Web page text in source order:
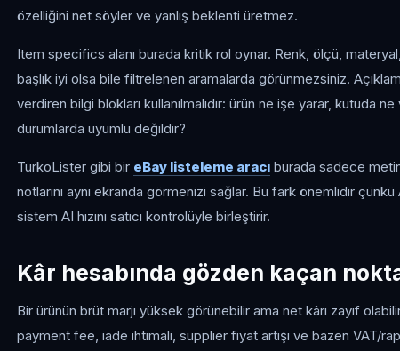
özelliğini net söyler ve yanlış beklenti üretmez.
Item specifics alanı burada kritik rol oynar. Renk, ölçü,
başlık iyi olsa bile filtrelenen aramalarda görünmezsiniz.
verdiren bilgi blokları kullanılmalıdır: ürün ne işe yarar, kutuda
durumlarda uyumlu değildir?
TurkoLister gibi bir eBay listeleme aracı burada sadece
notlarını aynı ekranda görmenizi sağlar. Bu fark önemlidir
sistem AI hızını satıcı kontrolüyle birleştirir.
Kâr hesabında gözden kaçan
Bir ürünün brüt marjı yüksek görünebilir ama net kârı zayıf
payment fee, iade ihtimali, supplier fiyat artışı ve bazen VAT/